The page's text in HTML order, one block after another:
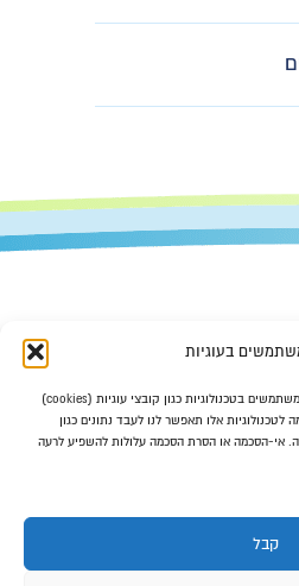
בעוגיות
כדי לספק את החוויות הטובות ביותר, אנו משתמשים בטכנולוגיות כגון קובצי עוגיות (cookies)
אלו תאפשר לנו לעבד נתונים כגון
אי-הסכמה או הסרת הסכמה עלולות להשפיע לרעה
קבל